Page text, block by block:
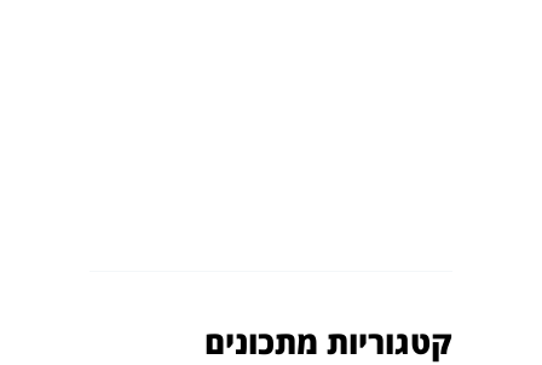
קטגוריות מתכונים